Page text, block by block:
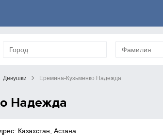
Девушки Еремина-Кузьменко Надежда
Надежда
Казахстан, Астана